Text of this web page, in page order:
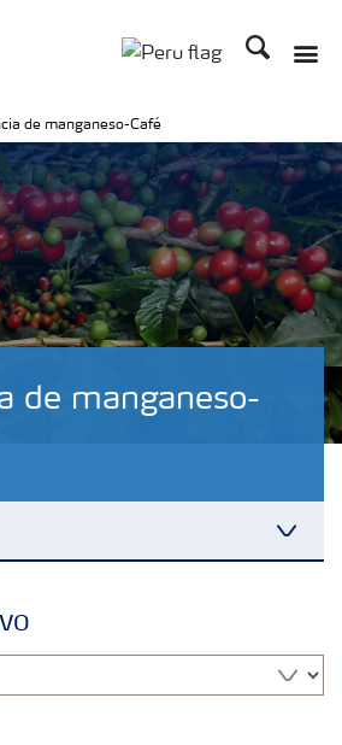
Buscar
de manganeso-
Digital
de manganeso-Café